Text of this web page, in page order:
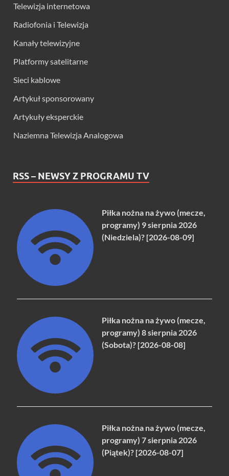
Telewizja internetowa
Radiofonia i Telewizja
Kanały telewizyjne
Platformy satelitarne
Sieci kablowe
Artykuł sponsorowany
Artykuły eksperckie
Naziemna Telewizja Analogowa
RSS – NEWSY Z PROGRAMU TV
Piłka nożna na żywo (mecze,
programy) 9 sierpnia 2026
(Niedziela)? [2026-08-09]
Piłka nożna na żywo (mecze,
programy) 8 sierpnia 2026
(Sobota)? [2026-08-08]
Piłka nożna na żywo (mecze,
programy) 7 sierpnia 2026
(Piątek)? [2026-08-07]